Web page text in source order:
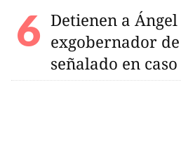
Detienen a Ángel
exgobernador
señalado en